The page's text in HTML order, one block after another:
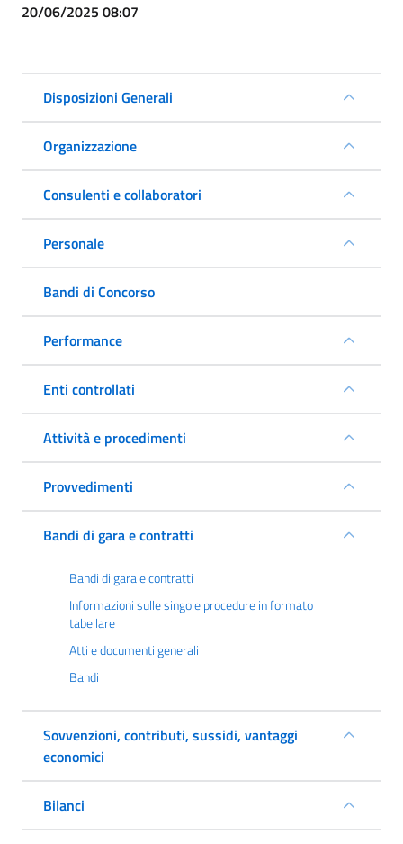
20/06/2025 08:07
Disposizioni Generali
Organizzazione
Consulenti e collaboratori
Personale
Bandi di Concorso
Performance
Enti controllati
Attività e procedimenti
Provvedimenti
Bandi di gara e contratti
Bandi di gara e contratti
Informazioni sulle singole procedure in formato
tabellare
Atti e documenti generali
Bandi
Sovvenzioni, contributi, sussidi, vantaggi
economici
Bilanci